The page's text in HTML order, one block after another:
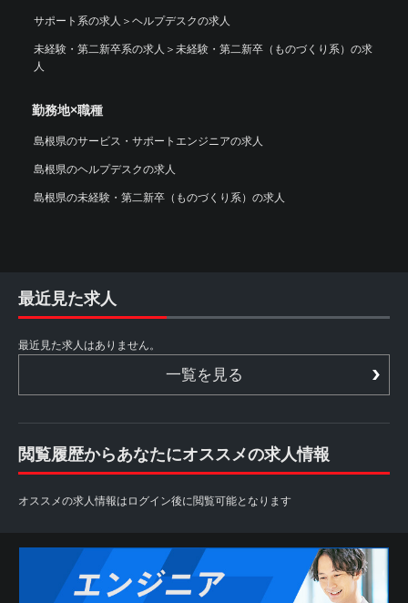
サポート系の求人 ＞ ヘルプデスクの求人
未経験・第二新卒系の求人 ＞ 未経験・第二新卒（ものづくり系）の求
人
勤務地×職種
島根県のサービス・サポートエンジニアの求人
島根県のヘルプデスクの求人
島根県の未経験・第二新卒（ものづくり系）の求人
最近見た求人
最近見た求人はありません。
一覧を見る
閲覧履歴からあなたにオススメの求人情報
オススメの求人情報はログイン後に閲覧可能となります